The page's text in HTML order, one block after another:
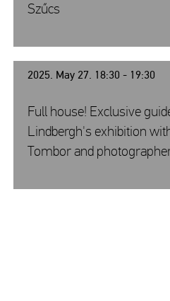
Szűcs
2025. May 27. 18:30 - 19:30
Full house! Exclusive
Lindbergh's exhibition
Tombor and